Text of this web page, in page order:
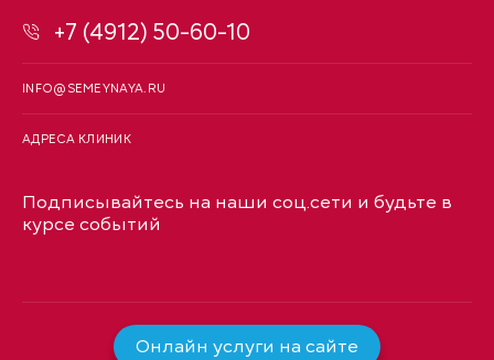
+7 (4912) 50-60-10
INFO@SEMEYNAYA.RU
АДРЕСА КЛИНИК
Подписывайтесь на наши соц.сети и будьте в
курсе событий
Онлайн услуги на сайте